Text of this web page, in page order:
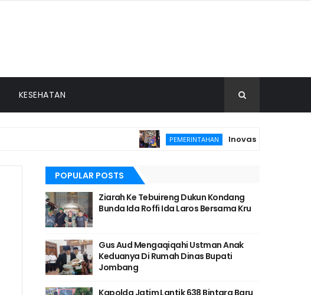
KESEHATAN
PEMERINTAHAN Inovasi E-Thithir Antar
POPULAR POSTS
Ziarah Ke Tebuireng Dukun Kondang
Bunda Ida Roffi Ida Laros Bersama Kru
Gus Aud Mengaqiqahi Ustman Anak
Keduanya Di Rumah Dinas Bupati
Jombang
Kapolda Jatim Lantik 638 Bintara Baru